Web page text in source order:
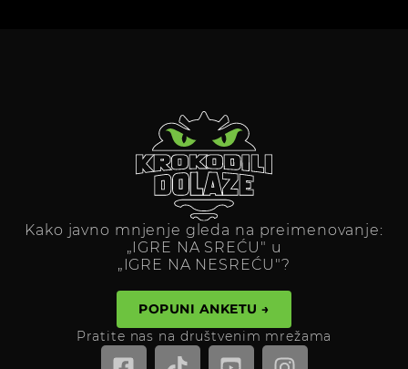
Kako javno mnjenje gleda na preimenovanje:
„IGRE NA SREĆU" u
„IGRE NA NESREĆU"?
POPUNI ANKETU →
Pratite nas na društvenim mrežama